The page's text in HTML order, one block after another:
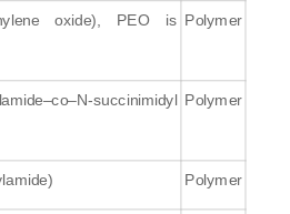
oxide), PEO is Polymer
–co–N-succinimidyl Polymer
Polymer